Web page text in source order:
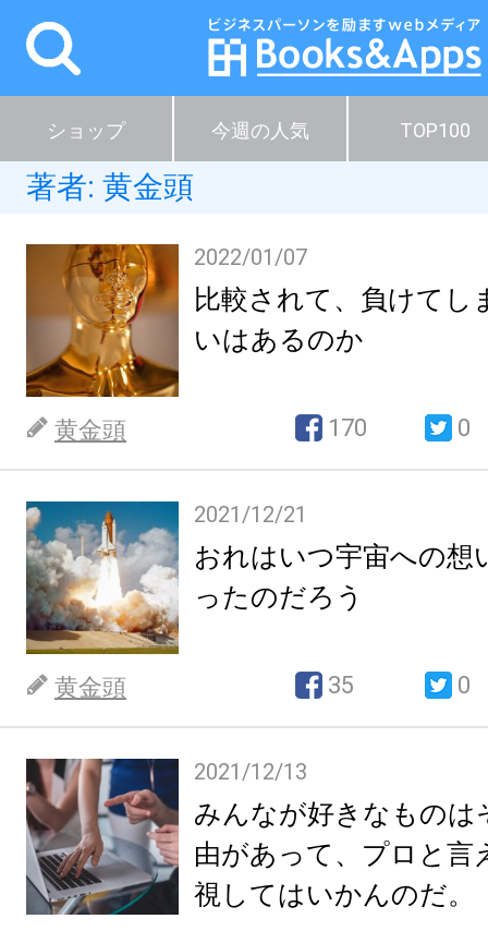
ショップ 今週の人気 TOP100
著者: 黄金頭
2022/01/07
比較されて、負けてし
いはあるのか
黄金頭 170 0
2021/12/21
おれはいつ宇宙への想
ったのだろう
黄金頭 35 0
2021/12/13
みんなが好きなものは
由があって、プロと言
視してはいかんのだ。